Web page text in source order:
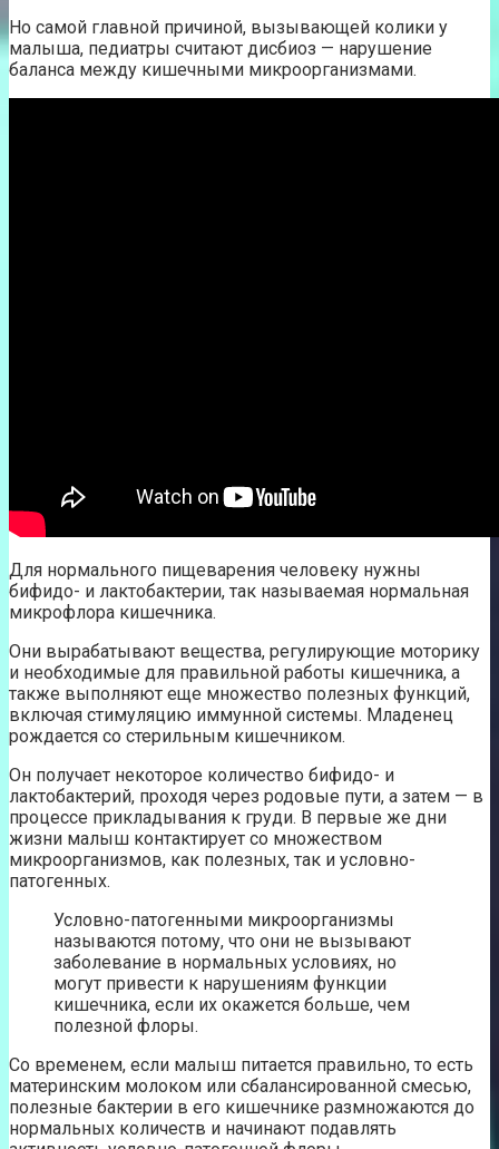
Но самой главной причиной, вызывающей колики у
малыша, педиатры считают дисбиоз — нарушение
баланса между кишечными микроорганизмами.
Для нормального пищеварения человеку нужны
бифидо- и лактобактерии, так называемая нормальная
микрофлора кишечника.
Они вырабатывают вещества, регулирующие моторику
и необходимые для правильной работы кишечника, а
также выполняют еще множество полезных функций,
включая стимуляцию иммунной системы. Младенец
рождается со стерильным кишечником.
Он получает некоторое количество бифидо- и
лактобактерий, проходя через родовые пути, а затем — в
процессе прикладывания к груди. В первые же дни
жизни малыш контактирует со множеством
микроорганизмов, как полезных, так и условно-
патогенных.
Условно-патогенными микроорганизмы
называются потому, что они не вызывают
заболевание в нормальных условиях, но
могут привести к нарушениям функции
кишечника, если их окажется больше, чем
полезной флоры.
Со временем, если малыш питается правильно, то есть
материнским молоком или сбалансированной смесью,
полезные бактерии в его кишечнике размножаются до
нормальных количеств и начинают подавлять